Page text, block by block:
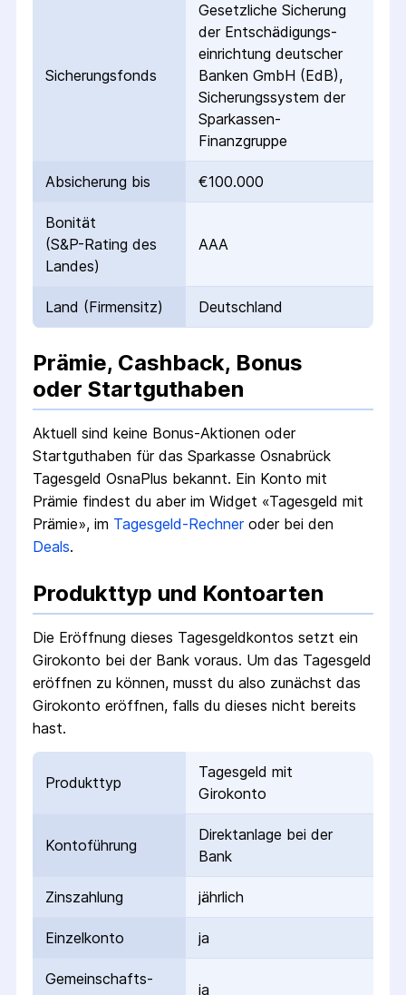
Sicherungs­fonds
Gesetzliche Sicherung
der Entschädigungs­
einrichtung deutscher
Banken GmbH (EdB),
Sicherungssystem der
Sparkassen-
Finanzgruppe
Absicherung bis €100.000
Bonität
(S&P-Rating des
Landes)
AAA
Land (Firmensitz) Deutschland
Prämie, Cashback, Bonus
oder Startguthaben
Aktuell sind keine Bonus-Aktionen oder
Startguthaben für das Sparkasse Osnabrück
Tagesgeld OsnaPlus bekannt. Ein Konto mit
Prämie findest du aber im Widget «Tagesgeld mit
Prämie», im Tagesgeld-Rechneroder bei den
Deals.
Produkttyp und Kontoarten
Die Eröffnung dieses Tagesgeldkontos setzt ein
Girokonto bei der Bank voraus. Um das Tagesgeld
eröffnen zu können, musst du also zunächst das
Girokonto eröffnen, falls du dieses nicht bereits
hast.
Produkttyp
Tagesgeld mit
Girokonto
Kontoführung
Direktanlage bei der
Bank
Zinszahlung jährlich
Einzelkonto ja
Gemeinschafts­
ja